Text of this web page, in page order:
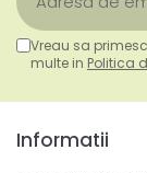
Vreau sa
multe in Politica
Informatii